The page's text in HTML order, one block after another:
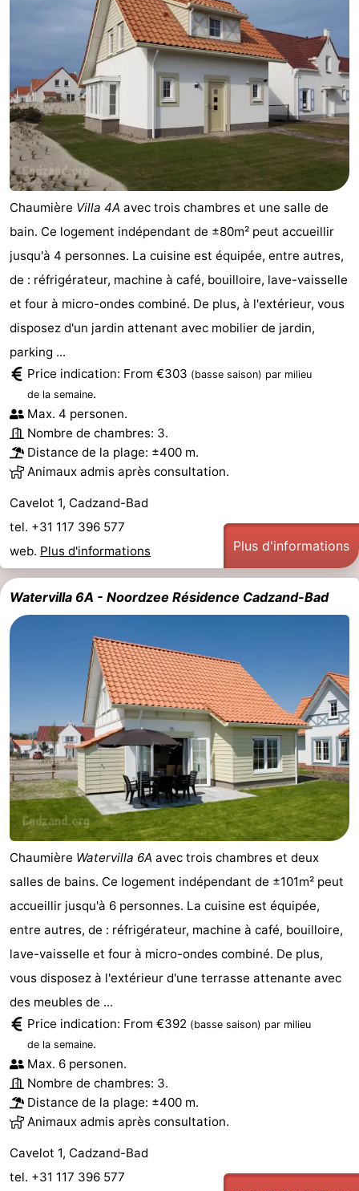
Chaumière Villa 4A avec trois chambres et une salle de
bain. Ce logement indépendant de ±80m² peut accueillir
jusqu'à 4 personnes. La cuisine est équipée, entre autres,
de : réfrigérateur, machine à café, bouilloire, lave-vaisselle
et four à micro-ondes combiné. De plus, à l'extérieur, vous
disposez d'un jardin attenant avec mobilier de jardin,
parking ...
Price indication: From €303 (basse saison) par milieu
de la semaine.
Max. 4 personen.
Nombre de chambres: 3.
Distance de la plage: ±400 m.
Animaux admis après consultation.
Cavelot 1, Cadzand-Bad
tel. +31 117 396 577
web. Plus d'informations Plus d'informations
Watervilla 6A - Noordzee Résidence Cadzand-Bad
Chaumière Watervilla 6A avec trois chambres et deux
salles de bains. Ce logement indépendant de ±101m² peut
accueillir jusqu'à 6 personnes. La cuisine est équipée,
entre autres, de : réfrigérateur, machine à café, bouilloire,
lave-vaisselle et four à micro-ondes combiné. De plus,
vous disposez à l'extérieur d'une terrasse attenante avec
des meubles de ...
Price indication: From €392 (basse saison) par milieu
de la semaine.
Max. 6 personen.
Nombre de chambres: 3.
Distance de la plage: ±400 m.
Animaux admis après consultation.
Cavelot 1, Cadzand-Bad
tel. +31 117 396 577